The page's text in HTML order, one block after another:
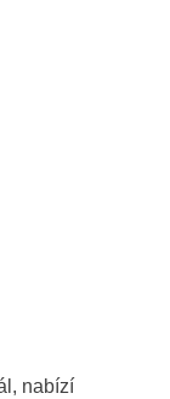
nabízí